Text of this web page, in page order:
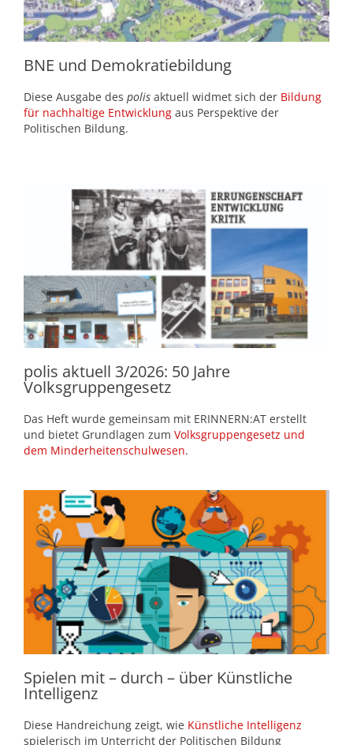
BNE und Demokratiebildung
Diese Ausgabe des polis aktuell widmet sich der Bildung
für nachhaltige Entwicklung aus Perspektive der
Politischen Bildung.
polis aktuell 3/2026: 50 Jahre
Volksgruppengesetz
Das Heft wurde gemeinsam mit ERINNERN:AT erstellt
und bietet Grundlagen zum Volksgruppengesetz und
dem Minderheitenschulwesen.
Spielen mit – durch – über Künstliche
Intelligenz
Diese Handreichung zeigt, wie Künstliche Intelligenz
spielerisch im Unterricht der Politischen Bildung